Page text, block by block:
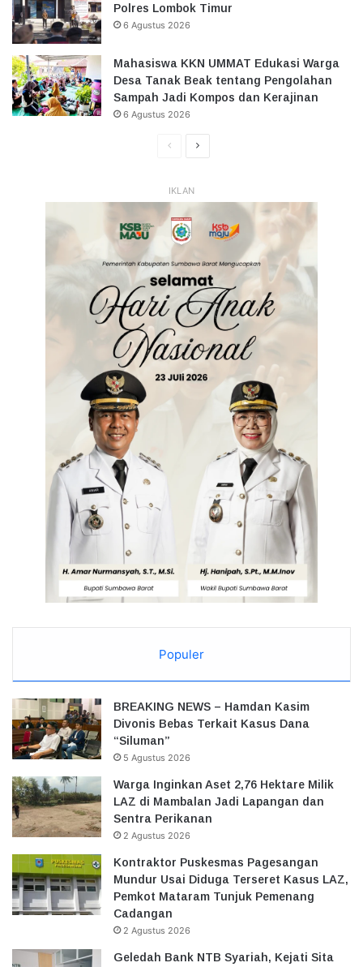
Polres Lombok Timur
6 Agustus 2026
Mahasiswa KKN UMMAT Edukasi Warga
Desa Tanak Beak tentang Pengolahan
Sampah Jadi Kompos dan Kerajinan
6 Agustus 2026
HalamanHalaman
IKLAN
Populer
BREAKING NEWS – Hamdan Kasim
Divonis Bebas Terkait Kasus Dana
“Siluman”
5 Agustus 2026
Warga Inginkan Aset 2,76 Hektare Milik
LAZ di Mambalan Jadi Lapangan dan
Sentra Perikanan
2 Agustus 2026
Kontraktor Puskesmas Pagesangan
Mundur Usai Diduga Terseret Kasus LAZ,
Pemkot Mataram Tunjuk Pemenang
Cadangan
2 Agustus 2026
Geledah Bank NTB Syariah, Kejati Sita